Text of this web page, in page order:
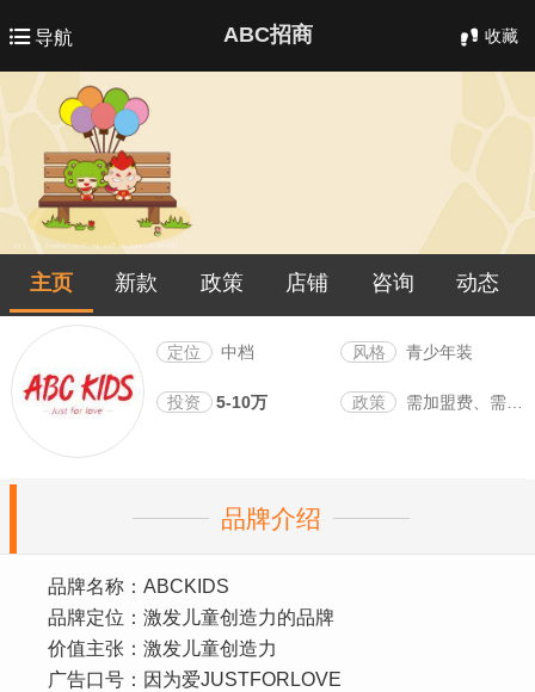
导航 ABC招商 收藏
主页 新款 政策 店铺 咨询 动态
定位 中档 风格 青少年装
投资 5-10万 政策 需加盟费、需保证金
品牌介绍
品牌名称：ABCKIDS
品牌定位：激发儿童创造力的品牌
价值主张：激发儿童创造力
广告口号：因为爱JUSTFORLOVE